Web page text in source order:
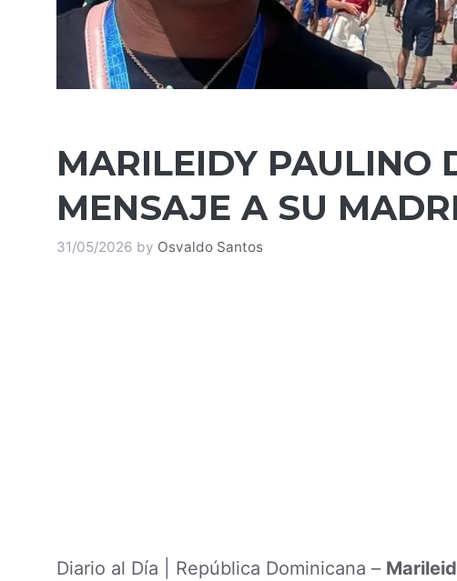
MARILEIDY PAULINO
MENSAJE A SU
31/05/2026 by Osvaldo Santos
Diario al Día | República Dominicana –